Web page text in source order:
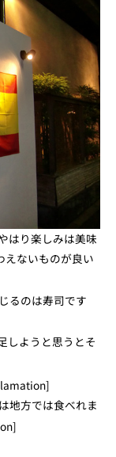
はり楽しみは美味
えないものが良い
るのは寿司です
しようと思うとそ
地方では食べれま